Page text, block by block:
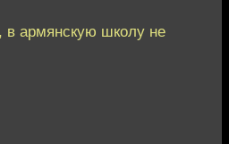
армянскую школу не